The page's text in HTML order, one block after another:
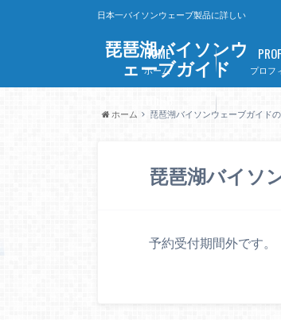
琵琶湖バイソンウ
ェーブガイド
日本一バイソンウェーブ製品に詳しい
ホーム
HOME
プロフ
リチビー
ホーム 琵琶湖バイソンウェーブガイド
琵琶湖バイソ
予約受付期間外です。